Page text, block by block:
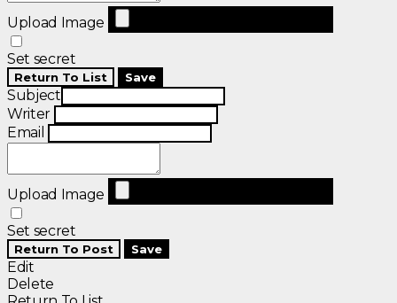
Upload Image
Set secret
Return To List Save
Subject
Writer
Email
Upload Image
Set secret
Return To Post Save
Edit
Delete